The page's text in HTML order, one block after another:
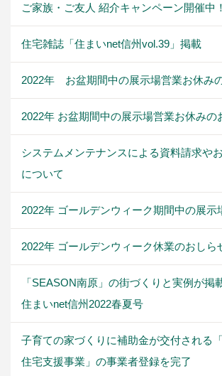
ご家族・ご友人 紹介キャンペーン開催中！
住宅雑誌「住まいnet信州vol.39」掲載
2022年 お盆期間中の展示場営業お休み
2022年 お盆期間中の展示場営業お休みの
システムメンテナンスによる資料請求や
について
2022年 ゴールデンウィーク期間中の展示
2022年 ゴールデンウィーク休業のおしら
「SEASON南原」の街づくりと実例が掲
住まいnet信州2022春夏号
子育ての家づくりに補助金が交付される
住宅支援事業」の事業者登録を完了